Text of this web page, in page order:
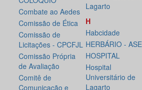
Combate ao Aedes
Comissão de Ética
Comissão de
Licitações - CPCFJL
Comissão Própria
de Avaliação
Comitê de
Comunicação e
Lagarto
H
Habcidade
HERBÁRIO - ASE
HOSPITAL
Hospital
Universitário de
Lagarto